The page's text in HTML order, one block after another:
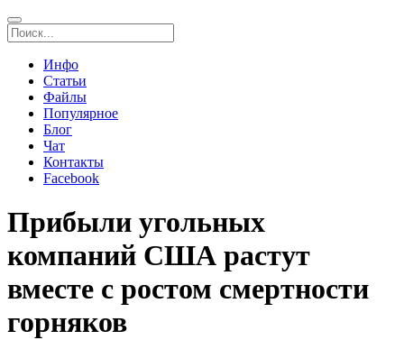
Инфо
Статьи
Файлы
Популярное
Блог
Чат
Контакты
Facebook
Прибыли угольных
компаний США растут
вместе с ростом смертности
горняков